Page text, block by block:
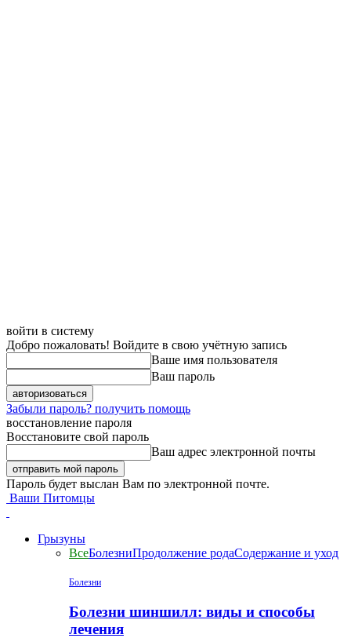
войти в систему
Добро пожаловать! Войдите в свою учётную запись
Ваше имя пользователя
Ваш пароль
Забыли пароль? получить помощь
восстановление пароля
Восстановите свой пароль
Ваш адрес электронной почты
Пароль будет выслан Вам по электронной почте.
Ваши Питомцы
Грызуны
ВсеБолезниПродолжение родаСодержание и уход
Болезни
Болезни шиншилл: виды и способы
лечения